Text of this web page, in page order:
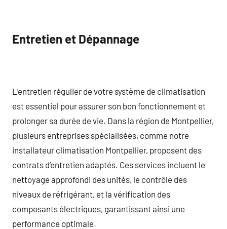
Entretien et Dépannage
L’entretien régulier de votre système de climatisation
est essentiel pour assurer son bon fonctionnement et
prolonger sa durée de vie. Dans la région de Montpellier,
plusieurs entreprises spécialisées, comme notre
installateur climatisation Montpellier, proposent des
contrats d’entretien adaptés. Ces services incluent le
nettoyage approfondi des unités, le contrôle des
niveaux de réfrigérant, et la vérification des
composants électriques, garantissant ainsi une
performance optimale.